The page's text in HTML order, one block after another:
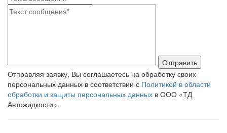
Отправить
Отправляя заявку, Вы соглашаетесь на обработку своих
персональных данных в соответствии с Политикой в области
обработки и защиты персональных данных в ООО «ТД
Автожидкости».